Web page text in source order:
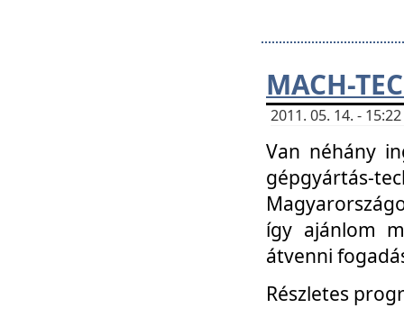
MACH-
2011. 05. 14. -
Van néhány
gépgyártás-
így ajánlom
átvenni
Részletes